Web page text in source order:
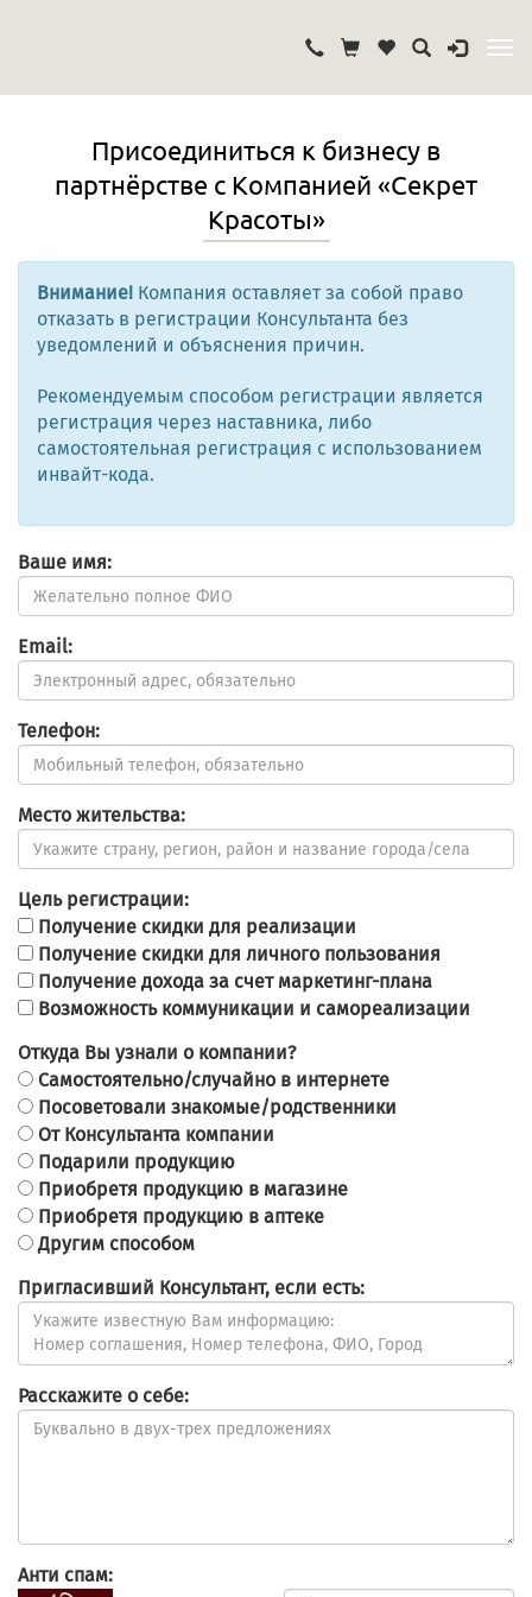
Присоединиться к бизнесу в
партнёрстве с Компанией «Секрет
Красоты»
Внимание! Компания оставляет за собой право
отказать в регистрации Консультанта без
уведомлений и объяснения причин.
Рекомендуемым способом регистрации является
регистрация через наставника, либо
самостоятельная регистрация с использованием
инвайт-кода.
Ваше имя:
Email:
Телефон:
Место жительства:
Цель регистрации:
Получение скидки для реализации
Получение скидки для личного пользования
Получение дохода за счет маркетинг-плана
Возможность коммуникации и самореализации
Откуда Вы узнали о компании?
Самостоятельно/случайно в интернете
Посоветовали знакомые/родственники
От Консультанта компании
Подарили продукцию
Приобретя продукцию в магазине
Приобретя продукцию в аптеке
Другим способом
Пригласивший Консультант, если есть:
Расскажите о себе:
Анти спам: